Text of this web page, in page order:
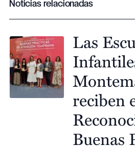
Noticias relacionadas
Las
reciben
Buenas